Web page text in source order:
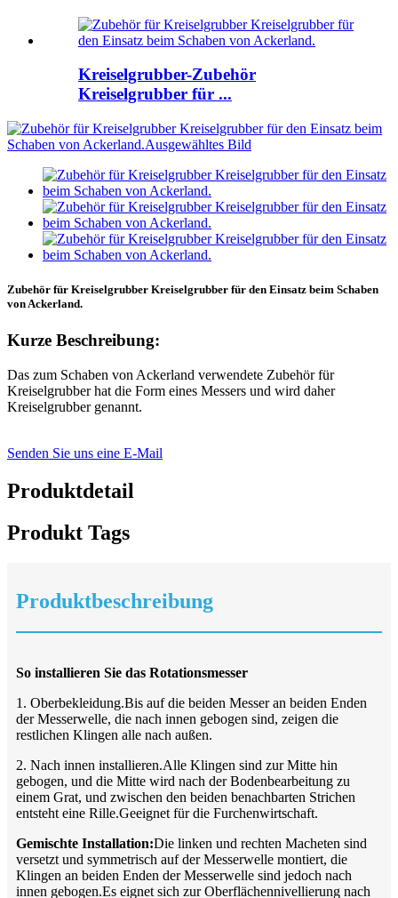
Kreiselgrubber-Zubehör
Kreiselgrubber für ...
Zubehör für Kreiselgrubber Kreiselgrubber für den Einsatz beim Schaben
von Ackerland.
Kurze Beschreibung:
Das zum Schaben von Ackerland verwendete Zubehör für
Kreiselgrubber hat die Form eines Messers und wird daher
Kreiselgrubber genannt.
Senden Sie uns eine E-Mail
Produktdetail
Produkt Tags
Produktbeschreibung
So installieren Sie das Rotationsmesser
1. Oberbekleidung.Bis auf die beiden Messer an beiden Enden
der Messerwelle, die nach innen gebogen sind, zeigen die
restlichen Klingen alle nach außen.
2. Nach innen installieren.Alle Klingen sind zur Mitte hin
gebogen, und die Mitte wird nach der Bodenbearbeitung zu
einem Grat, und zwischen den beiden benachbarten Strichen
entsteht eine Rille.Geeignet für die Furchenwirtschaft.
Gemischte Installation:Die linken und rechten Macheten sind
versetzt und symmetrisch auf der Messerwelle montiert, die
Klingen an beiden Enden der Messerwelle sind jedoch nach
innen gebogen.Es eignet sich zur Oberflächennivellierung nach